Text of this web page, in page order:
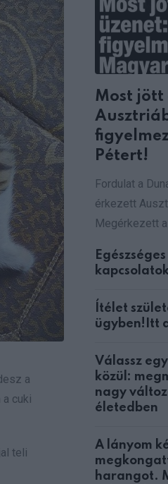
a
cuki
teli
Most jött
Pétert!
Fordulat a
érkezett
Megérkezett
Ítélet
ügyben!Itt
Válassz
közül:
nagy
életedben
A lányom
harangot.